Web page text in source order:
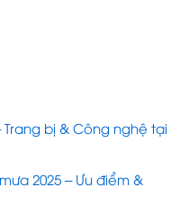
Trang bị & Công nghệ tại
2025 – Ưu điểm &